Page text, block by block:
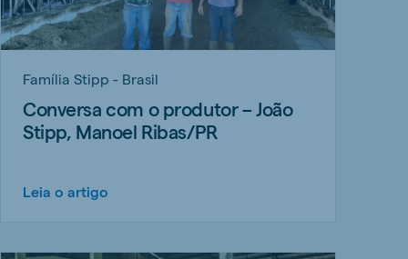
Família Stipp - Brasil
Conversa com o produtor – João
Stipp, Manoel Ribas/PR
Leia o artigo